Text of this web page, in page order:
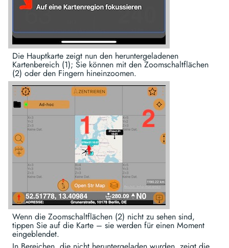
Die Hauptkarte zeigt nun den heruntergeladenen
Kartenbereich (1); Sie können mit den Zoomschaltflächen
(2) oder den Fingern hineinzoomen.
Wenn die Zoomschaltflächen (2) nicht zu sehen sind,
tippen Sie auf die Karte – sie werden für einen Moment
eingeblendet.